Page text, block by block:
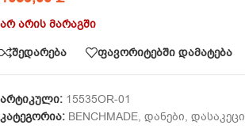
არ არის მარაგში
შედარება
ფავორიტებში დამატება
არტიკული: 15535OR-01
კატეგორია: BENCHMADE, დანები, დასაკეცი